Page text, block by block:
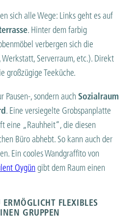
sich alle Wege: Links geht es auf
. Hinter dem farbig
verbergen sich die
Werkstatt, Serverraum, etc.). Direkt
großzügige Teeküche.
Pausen-, sondern auch Sozialraum
. Eine versiegelte Grobspanplatte
eine „Rauhheit“, die diesen
Büro abhebt. So kann auch der
Ein cooles Wandgraffito von
Oygüngibt dem Raum einen
FLEXIBLES
GRUPPEN